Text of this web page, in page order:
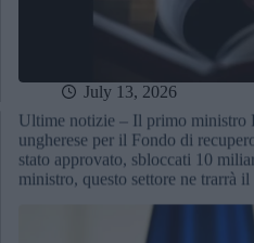
July 13, 2026
Ultime notizie – Il primo ministro
ungherese per il Fondo di
stato approvato, sbloccati 10
ministro, questo settore ne trarrà